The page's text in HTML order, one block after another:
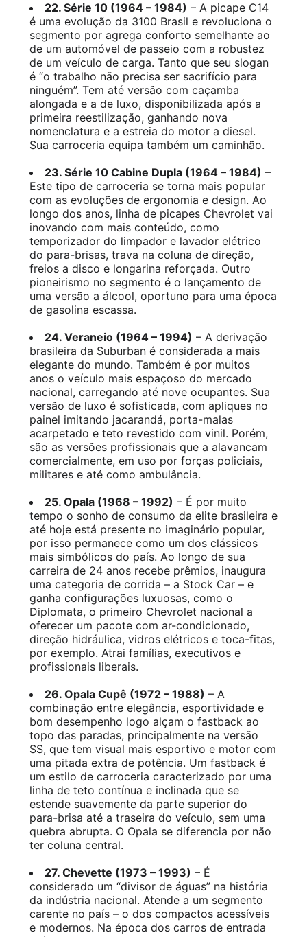
22. Série 10 (1964 – 1984) – A picape C14
é uma evolução da 3100 Brasil e revoluciona o
segmento por agrega conforto semelhante ao
de um automóvel de passeio com a robustez
de um veículo de carga. Tanto que seu slogan
é “o trabalho não precisa ser sacrifício para
ninguém”. Tem até versão com caçamba
alongada e a de luxo, disponibilizada após a
primeira reestilização, ganhando nova
nomenclatura e a estreia do motor a diesel.
Sua carroceria equipa também um caminhão.
23. Série 10 Cabine Dupla (1964 – 1984) –
Este tipo de carroceria se torna mais popular
com as evoluções de ergonomia e design. Ao
longo dos anos, linha de picapes Chevrolet vai
inovando com mais conteúdo, como
temporizador do limpador e lavador elétrico
do para-brisas, trava na coluna de direção,
freios a disco e longarina reforçada. Outro
pioneirismo no segmento é o lançamento de
uma versão a álcool, oportuno para uma época
de gasolina escassa.
24. Veraneio (1964 – 1994) – A derivação
brasileira da Suburban é considerada a mais
elegante do mundo. Também é por muitos
anos o veículo mais espaçoso do mercado
nacional, carregando até nove ocupantes. Sua
versão de luxo é sofisticada, com apliques no
painel imitando jacarandá, porta-malas
acarpetado e teto revestido com vinil. Porém,
são as versões profissionais que a alavancam
comercialmente, em uso por forças policiais,
militares e até como ambulância.
25. Opala (1968 – 1992) – É por muito
tempo o sonho de consumo da elite brasileira e
até hoje está presente no imaginário popular,
por isso permanece como um dos clássicos
mais simbólicos do país. Ao longo de sua
carreira de 24 anos recebe prêmios, inaugura
uma categoria de corrida – a Stock Car – e
ganha configurações luxuosas, como o
Diplomata, o primeiro Chevrolet nacional a
oferecer um pacote com ar-condicionado,
direção hidráulica, vidros elétricos e toca-fitas,
por exemplo. Atrai famílias, executivos e
profissionais liberais.
26. Opala Cupê (1972 – 1988) – A
combinação entre elegância, esportividade e
bom desempenho logo alçam o fastback ao
topo das paradas, principalmente na versão
SS, que tem visual mais esportivo e motor com
uma pitada extra de potência. Um fastback é
um estilo de carroceria caracterizado por uma
linha de teto contínua e inclinada que se
estende suavemente da parte superior do
para-brisa até a traseira do veículo, sem uma
quebra abrupta. O Opala se diferencia por não
ter coluna central.
27. Chevette (1973 – 1993) – É
considerado um “divisor de águas” na história
da indústria nacional. Atende a um segmento
carente no país – o dos compactos acessíveis
e modernos. Na época dos carros de entrada